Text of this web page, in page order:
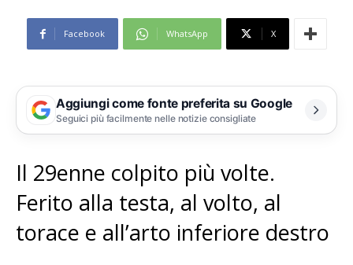
Facebook WhatsApp X
Aggiungi come fonte preferita su Google
Seguici più facilmente nelle notizie consigliate
Il 29enne colpito più volte.
Ferito alla testa, al volto, al
torace e all’arto inferiore destro